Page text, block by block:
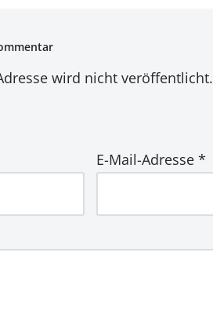
wird nicht veröffentlicht.
E-Mail-Adresse*